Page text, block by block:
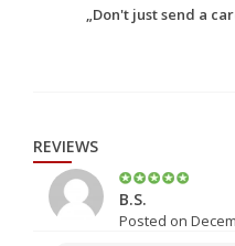
„Don't just send a
REVIEWS
B.S.
Posted on